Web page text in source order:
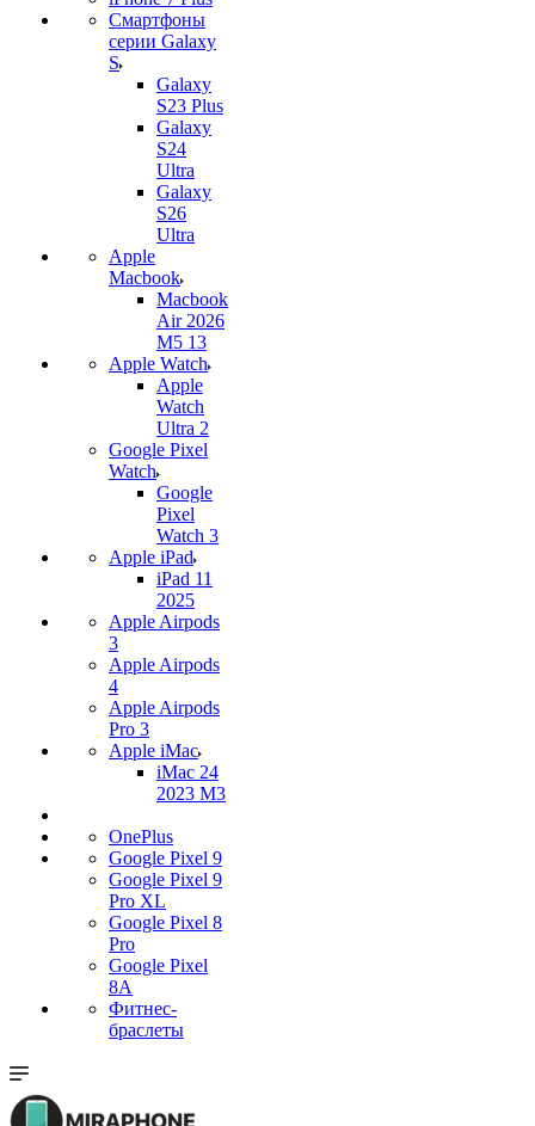
Смартфоны
серии Galaxy
S
Galaxy
S23 Plus
Galaxy
S24
Ultra
Galaxy
S26
Ultra
Apple
Macbook
Macbook
Air 2026
M5 13
Apple Watch
Apple
Watch
Ultra 2
Google Pixel
Watch
Google
Pixel
Watch 3
Apple iPad
iPad 11
2025
Apple Airpods
3
Apple Airpods
4
Apple Airpods
Pro 3
Apple iMac
iMac 24
2023 M3
OnePlus
Google Pixel 9
Google Pixel 9
Pro XL
Google Pixel 8
Pro
Google Pixel
8A
Фитнес-
браслеты